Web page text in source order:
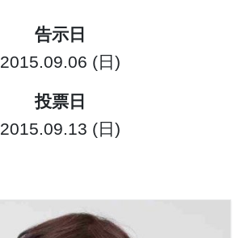
告示日
2015.09.06 (日)
投票日
2015.09.13 (日)